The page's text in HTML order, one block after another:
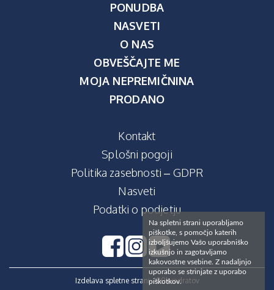
PONUDBA
NASVETI
O NAS
OBVEŠČAJTE ME
MOJA NEPREMIČNINA
PRODANO
Kontakt
Splošni pogoji
Politika zasebnosti – GDPR
Nasveti
Podatki o podjetju
Izdelava spletne strani:100kvadratov
Na spletni strani uporabljamo
piškotke, s pomočjo katerih
izboljšujemo Vašo uporabniško
izkušnjo in zagotavljamo
kakovostne vsebine. Z nadaljnjo
uporabo se strinjate z uporabo
piškotkov.